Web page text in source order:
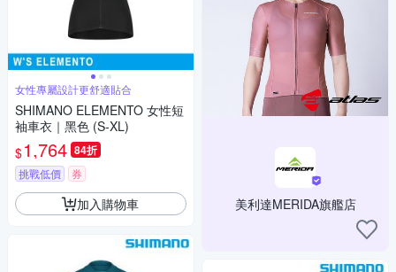
女性專屬設計更舒適貼合
SHIMANO ELEMENTO 女性短
袖車衣｜黑色 (S-XL)
$1,764 84折
挑戰低價 券
加入購物車 美利達MERIDA旗艦店